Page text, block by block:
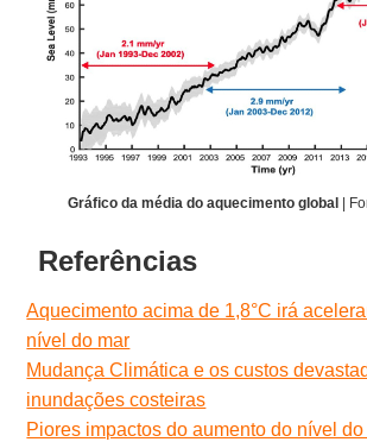
Gráfico da média do aquecimento global|
Referências
Aquecimento acima de 1,8°C irá
nível do mar
Mudança Climática e os custos
inundações costeiras
Piores impactos do aumento do nível